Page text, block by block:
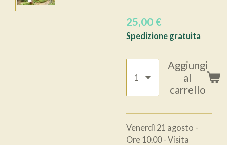
25,00 €
Spedizione gratuita
Aggiungi
al
carrello
Venerdì 21 agosto -
Ore 10.00 - Visita